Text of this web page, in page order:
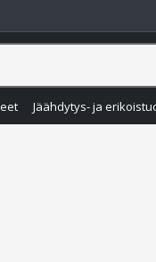
Jäähdytys- ja